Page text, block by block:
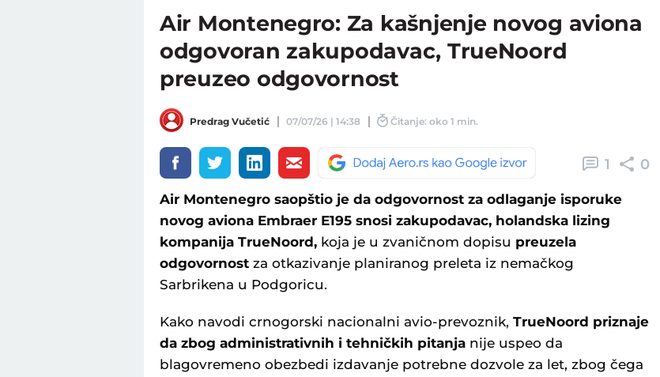
Air Montenegro: Za kašnjenje novog aviona
odgovoran zakupodavac, TrueNoord
preuzeo odgovornost
Predrag Vučetić 07/07/26 | 14:38 Čitanje: oko 1 min.
1 0
Air Montenegro saopštio je da odgovornost za odlaganje isporuke
novog aviona Embraer E195 snosi zakupodavac, holandska lizing
kompanija TrueNoord, koja je u zvaničnom dopisu preuzela
odgovornost za otkazivanje planiranog preleta iz nemačkog
Sarbrikena u Podgoricu.
Kako navodi crnogorski nacionalni avio-prevoznik, TrueNoord priznaje
da zbog administrativnih i tehničkih pitanja nije uspeo da
blagovremeno obezbedi izdavanje potrebne dozvole za let, zbog čega